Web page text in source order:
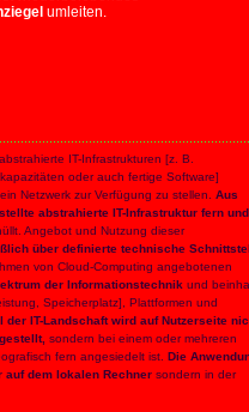
umleiten.
IT-Infrastrukturen [z. B.
oder auch fertige Software]
Netzwerk zur Verfügung zu stellen. Aus
abstrahierte IT-Infrastruktur fern und
Angebot und Nutzung dieser
über definierte technische
von Cloud-Computing angebotenen
der Informationstechnik und
Speicherplatz], Plattformen und
der IT-Landschaft wird auf Nutzerseite
sondern bei einem oder mehreren
fern angesiedelt ist. Die
auf dem lokalen Rechner sondern in der